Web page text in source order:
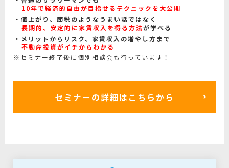
10年で経済的自由が目指せるテクニックを大公開
値上がり、節税のようなうまい話ではなく
長期的、安定的に家賃収入を得る方法が学べる
メリットからリスク、家賃収入の増やし方まで
不動産投資がイチからわかる
※セミナー終了後に個別相談会も行っています！
セミナーの詳細はこちらから